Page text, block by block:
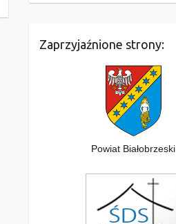
Zaprzyjaźnione strony:
Powiat Białobrzeski